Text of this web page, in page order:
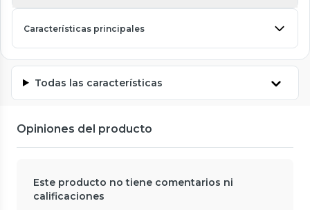
Características principales
Todas las características
Opiniones del producto
Este producto no tiene comentarios ni
calificaciones